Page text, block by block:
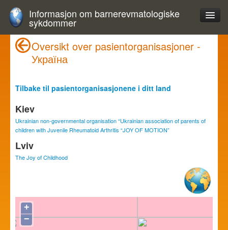
Informasjon om barnerevmatologiske
sykdommer
Oversikt over pasientorganisasjoner -
Україна
Tilbake til pasientorganisasjonene i ditt land
Kiev
Ukrainian non-governmental organisation “Ukrainian association of parents of
children with Juvenile Rheumatoid Arthritis “JOY OF MOTION”
Lviv
The Joy of Childhood
+
−